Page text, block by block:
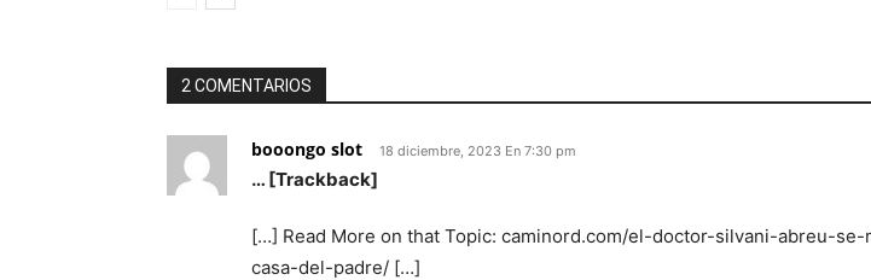
2 COMENTARIOS
booongo slot 18 diciembre, 2023 En 7:30 pm
… [Trackback]
[…] Read More on that Topic: caminord.com/el-doctor-silvani-abreu-
casa-del-padre/ […]